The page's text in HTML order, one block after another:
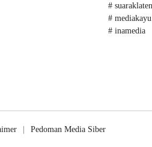
# suaraklaten
# mediakayu
# inamedia
Pedoman Media Siber